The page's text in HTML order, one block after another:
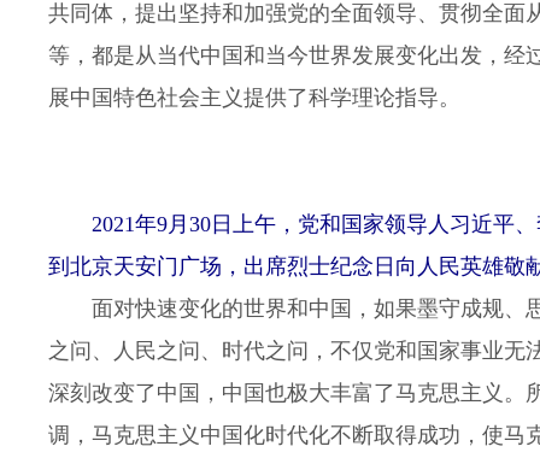
共同体，提出坚持和加强党的全面领导、贯彻全
等，都是从当代中国和当今世界发展变化出发，
展中国特色社会主义提供了科学理论指导。
2021年9月30日上午，党和国家领导人习近平
到北京天安门广场，出席烈士纪念日向人民英雄敬
面对快速变化的世界和中国，如果墨守成规、
之问、人民之问、时代之问，不仅党和国家事业
深刻改变了中国，中国也极大丰富了马克思主义
调，马克思主义中国化时代化不断取得成功，使